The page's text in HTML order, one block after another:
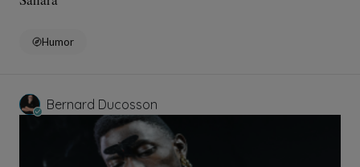
Humor
Bernard Ducosson